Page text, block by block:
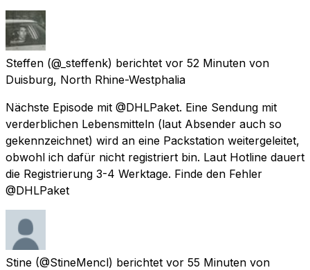
Steffen (@_steffenk) berichtet vor 52 Minuten von
Duisburg, North Rhine-Westphalia
Nächste Episode mit @DHLPaket. Eine Sendung mit
verderblichen Lebensmitteln (laut Absender auch so
gekennzeichnet) wird an eine Packstation weitergeleitet,
obwohl ich dafür nicht registriert bin. Laut Hotline dauert
die Registrierung 3-4 Werktage. Finde den Fehler
@DHLPaket
Stine (@StineMencl) berichtet vor 55 Minuten von